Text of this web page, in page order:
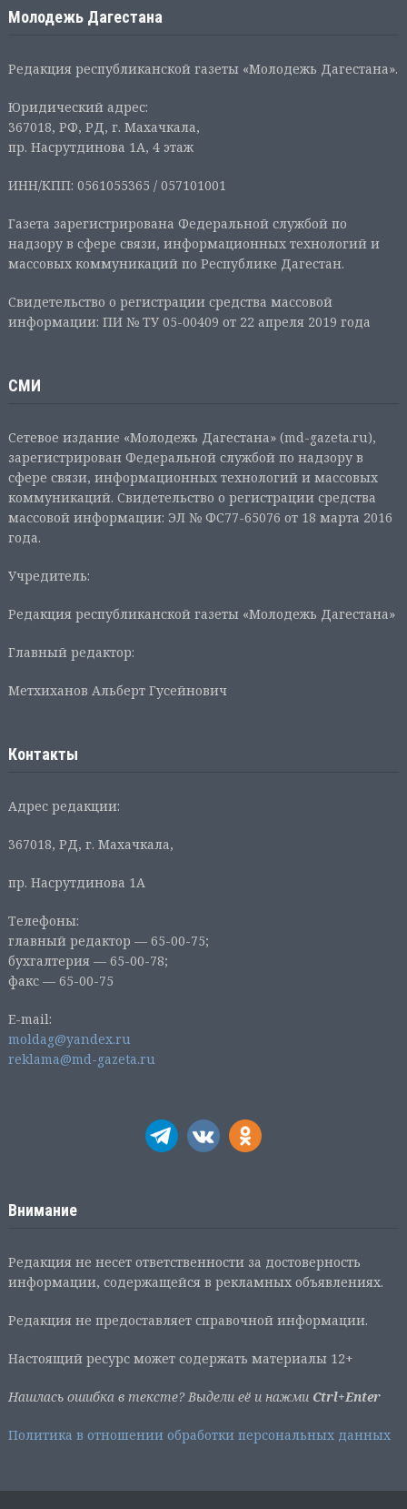
Молодежь Дагестана
Редакция республиканской газеты «Молодежь Дагестана».
Юридический адрес:
367018, РФ, РД, г. Махачкала,
пр. Насрутдинова 1А, 4 этаж
ИНН/КПП: 0561055365 / 057101001
Газета зарегистрирована Федеральной службой по
надзору в сфере связи, информационных технологий и
массовых коммуникаций по Республике Дагестан.
Свидетельство о регистрации средства массовой
информации: ПИ № ТУ 05-00409 от 22 апреля 2019 года
СМИ
Сетевое издание «Молодежь Дагестана» (md-gazeta.ru),
зарегистрирован Федеральной службой по надзору в
сфере связи, информационных технологий и массовых
коммуникаций. Свидетельство о регистрации средства
массовой информации: ЭЛ № ФС77-65076 от 18 марта 2016
года.
Учредитель:
Редакция республиканской газеты «Молодежь Дагестана»
Главный редактор:
Метхиханов Альберт Гусейнович
Контакты
Адрес редакции:
367018, РД, г. Махачкала,
пр. Насрутдинова 1А
Телефоны:
главный редактор — 65-00-75;
бухгалтерия — 65-00-78;
факс — 65-00-75
E-mail:
moldag@yandex.ru
reklama@md-gazeta.ru
Внимание
Редакция не несет ответственности за достоверность
информации, содержащейся в рекламных объявлениях.
Редакция не предоставляет справочной информации.
Настоящий ресурс может содержать материалы 12+
Нашлась ошибка в тексте? Выдели её и нажми Ctrl+Enter
Политика в отношении обработки персональных данных